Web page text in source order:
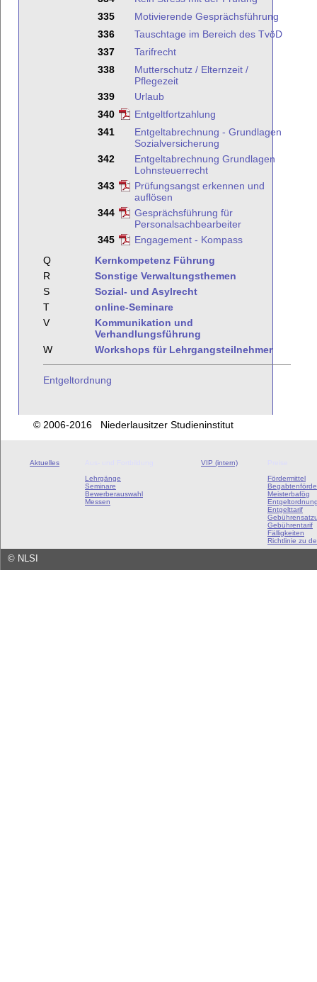
335
Motivierende Gesprächsführung
336
Tauschtage im Bereich des TvöD
337
Tarifrecht
338
Mutterschutz / Elternzeit /
Pflegezeit
339
Urlaub
340
Entgeltfortzahlung
341
Entgeltabrechnung - Grundlagen
Sozialversicherung
342
Entgeltabrechnung Grundlagen
Lohnsteuerrecht
343
Prüfungsangst erkennen und
auflösen
344
Gesprächsführung für
Personalsachbearbeiter
345
Engagement - Kompass
Q
Kernkompetenz Führung
R
Sonstige Verwaltungsthemen
S
Sozial- und Asylrecht
T
online-Seminare
V
Kommunikation und
Verhandlungsführung
W
Workshops für Lehrgangsteilnehmer
Entgeltordnung
© 2006-2016 Niederlausitzer Studieninstitut
Aktuelles
Lehrgänge
Seminare
Bewerberauswahl
Messen
VIP (intern)
Fördermittel
Meisterbafög
Entgelttarif
Gebührentarif
Fälligkeiten
Richtlinie zu
© NLSI